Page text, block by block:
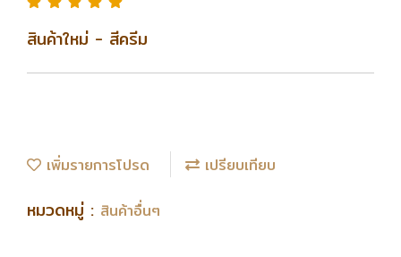
สินค้าใหม่ - สีครีม
เพิ่มรายการโปรด เปรียบเทียบ
หมวดหมู่ : สินค้าอื่นๆ